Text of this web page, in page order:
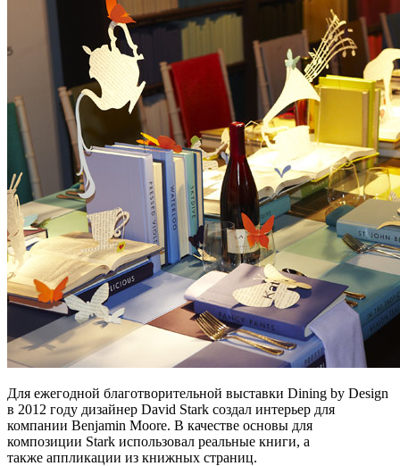
Для ежегодной благотворительной выставки Dining by Design
в 2012 году дизайнер David Stark создал интерьер для
компании Benjamin Moore. В качестве основы для
композиции Stark использовал реальные книги, а
также аппликации из книжных страниц.